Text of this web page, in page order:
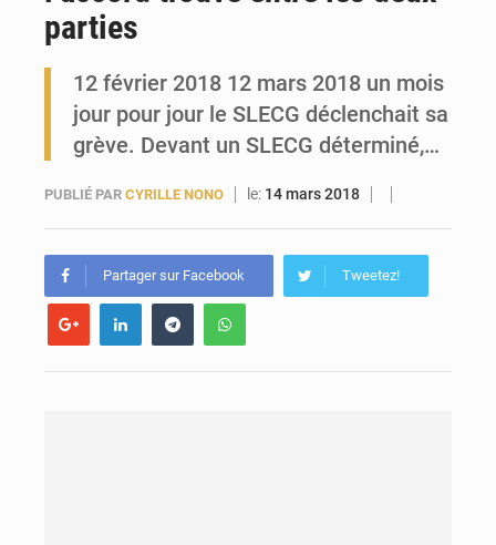
parties
12 février 2018 12 mars 2018 un mois
jour pour jour le SLECG déclenchait sa
grève. Devant un SLECG déterminé,…
PUBLIÉ PAR CYRILLE NONO le: 14 mars 2018
Partager sur Facebook Tweetez!